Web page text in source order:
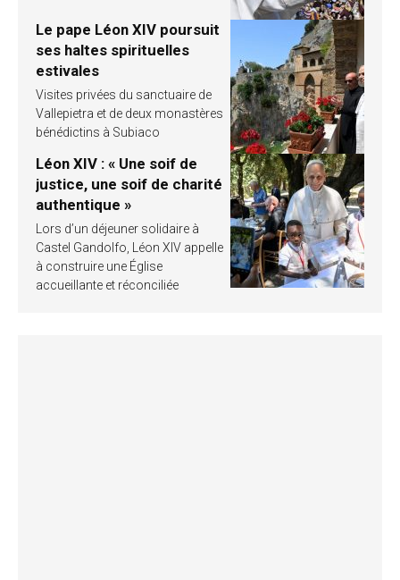
Le pape Léon XIV poursuit
ses haltes spirituelles
estivales
Visites privées du sanctuaire de
Vallepietra et de deux monastères
bénédictins à Subiaco
Léon XIV : « Une soif de
justice, une soif de charité
authentique »
Lors d’un déjeuner solidaire à
Castel Gandolfo, Léon XIV appelle
à construire une Église
accueillante et réconciliée